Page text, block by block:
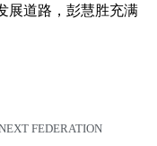
展道路，彭慧胜充满
FEDERATION